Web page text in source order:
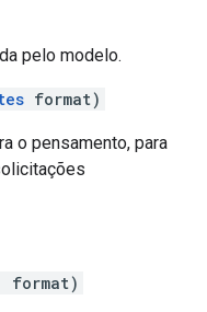
pelo modelo.
format)
o pensamento, para
format)